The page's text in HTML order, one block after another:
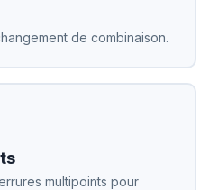
de combinaison.
multipoints pour